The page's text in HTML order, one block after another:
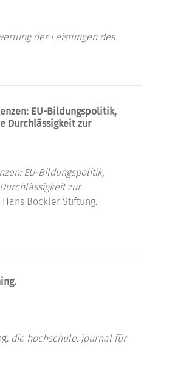
der Leistungen des
EU-Bildungspolitik,
Durchlässigkeit zur
EU-Bildungspolitik,
zur
Böckler Stiftung.
die hochschule. journal für